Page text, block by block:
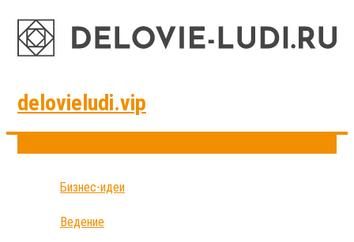
delovieludi.vip
Бизнес-идеи
Ведение